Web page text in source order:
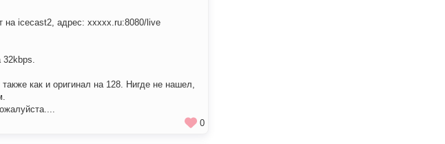
на icecast2, адрес: xxxxx.ru:8080/live
32kbps.
как и оригинал на 128. Нигде не нашел,
0